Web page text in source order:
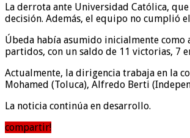
La derrota ante Universidad Católica,
decisión. Además, el equipo no cumplió
Úbeda había asumido inicialmente
partidos, con un saldo de 11 victorias, 7
Actualmente, la dirigencia trabaja en la
Mohamed (Toluca), Alfredo Berti
La noticia continúa en desarrollo.
compartir!